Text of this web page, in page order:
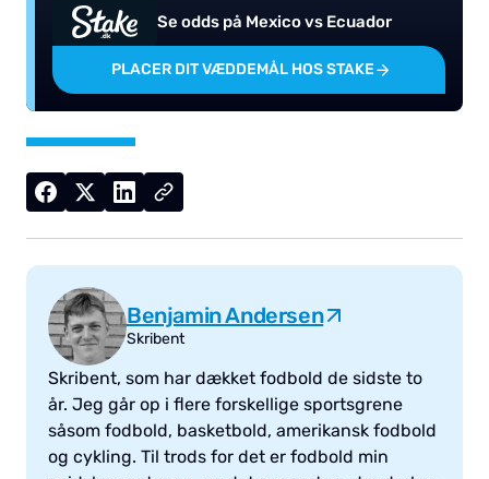
Se odds på Mexico vs Ecuador
PLACER DIT VÆDDEMÅL HOS STAKE
Benjamin Andersen
Skribent
Skribent, som har dækket fodbold de sidste to
år. Jeg går op i flere forskellige sportsgrene
såsom fodbold, basketbold, amerikansk fodbold
og cykling. Til trods for det er fodbold min